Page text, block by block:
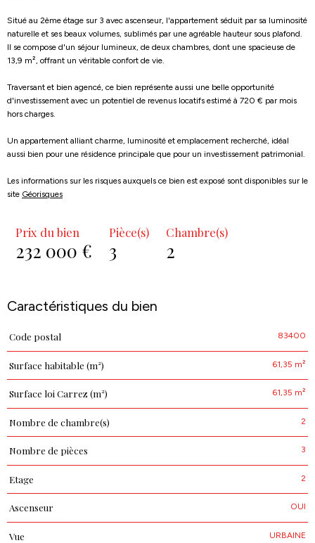
Situé au 2ème étage sur 3 avec ascenseur, l'appartement séduit par sa luminosité
naturelle et ses beaux volumes, sublimés par une agréable hauteur sous plafond.
Il se compose d'un séjour lumineux, de deux chambres, dont une spacieuse de
13,9 m², offrant un véritable confort de vie.
Traversant et bien agencé, ce bien représente aussi une belle opportunité
d'investissement avec un potentiel de revenus locatifs estimé à 720 € par mois
hors charges.
Un appartement alliant charme, luminosité et emplacement recherché, idéal
aussi bien pour une résidence principale que pour un investissement patrimonial.
Les informations sur les risques auxquels ce bien est exposé sont disponibles sur le
site Géorisques
Prix du bien
232 000 €
Pièce(s)
3
Chambre(s)
2
Caractéristiques du bien
Caractéristiques
Code postal 83400
Surface habitable (m²) 61,35 m²
Surface loi Carrez (m²) 61,35 m²
Nombre de chambre(s) 2
Nombre de pièces 3
Etage 2
Ascenseur OUI
Vue URBAINE